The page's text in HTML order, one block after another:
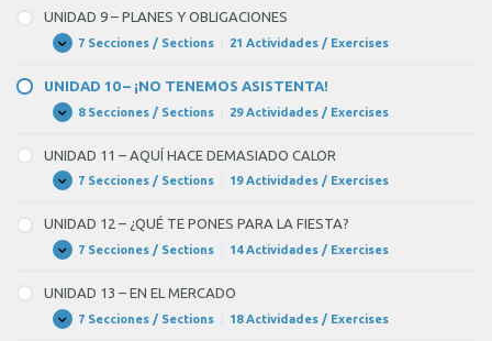
–
LAS
HORAS
UNIDAD 9 – PLANES Y OBLIGACIONES
Expandir
UNIDAD
–
PLANES
Y
OBLIGACIONES
7 Secciones / Sections 21 Actividades / Exercises
UNIDAD 10 – ¡NO TENEMOS ASISTENTA!
Expandir
UNIDAD
–
¡NO
TENEMOS
ASISTENTA!
8 Secciones / Sections 29 Actividades / Exercises
UNIDAD 11 – AQUÍ HACE DEMASIADO CALOR
Expandir
UNIDAD
–
AQUÍ
HACE
DEMASIADO
7 Secciones / Sections 19 Actividades / Exercises
UNIDAD 12 – ¿QUÉ TE PONES PARA LA FIESTA?
Expandir
UNIDAD
–
¿QUÉ
TE
PONES
7 Secciones / Sections 14 Actividades / Exercises
UNIDAD 13 – EN EL MERCADO
Expandir
UNIDAD7 Secciones / Sections 18 Actividades / Exercises